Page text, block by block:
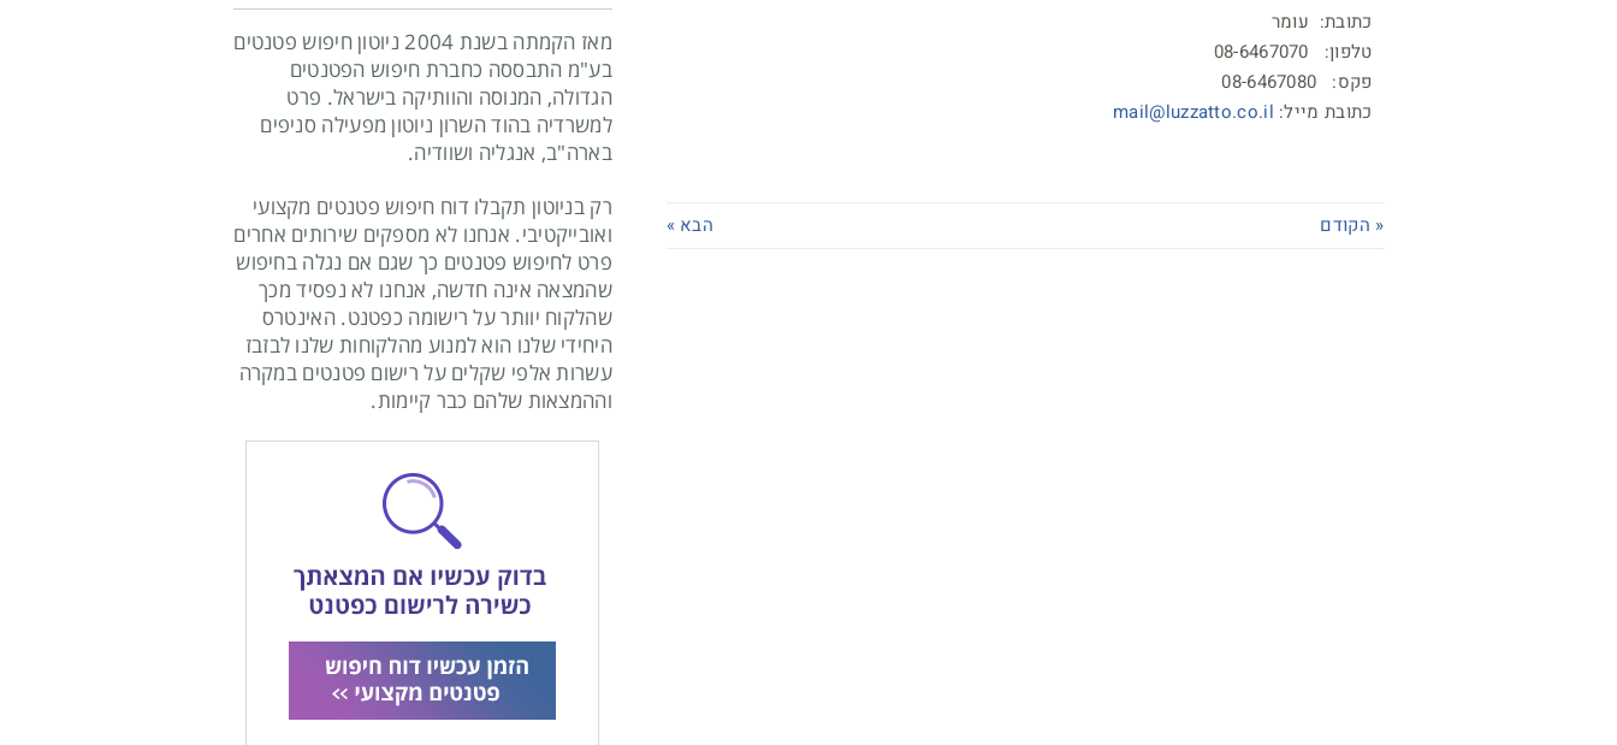
כתובת: עומר
טלפון: 08-6467070
פקס: 08-6467080
כתובת מייל: mail@luzzatto.co.il
« הקודם הבא »
מאז הקמתה בשנת 2004 ניוטון חיפוש פטנטים
בע"מ התבססה כחברת חיפוש הפטנטים
הגדולה, המנוסה והוותיקה בישראל. פרט
למשרדיה בהוד השרון ניוטון מפעילה סניפים
בארה"ב, אנגליה ושוודיה.
רק בניוטון תקבלו דוח חיפוש פטנטים מקצועי
ואובייקטיבי. אנחנו לא מספקים שירותים אחרים
פרט לחיפוש פטנטים כך שגם אם נגלה בחיפוש
שהמצאה אינה חדשה, אנחנו לא נפסיד מכך
שהלקוח יוותר על רישומה כפטנט. האינטרס
היחידי שלנו הוא למנוע מהלקוחות שלנו לבזבז
עשרות אלפי שקלים על רישום פטנטים במקרה
וההמצאות שלהם כבר קיימות.